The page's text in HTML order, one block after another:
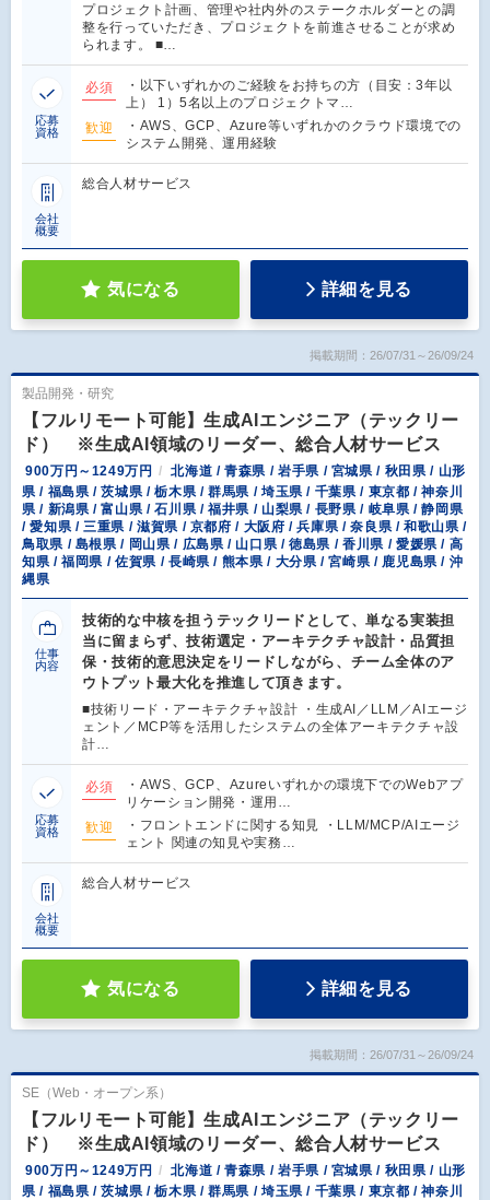
プロジェクト計画、管理や社内外のステークホルダーとの調
整を行っていただき、プロジェクトを前進させることが求め
られます。 ■…
応募
資格
必須
・以下いずれかのご経験をお持ちの方（目安：3年以
上） 1）5名以上のプロジェクトマ…
歓迎
・AWS、GCP、Azure等いずれかのクラウド環境での
システム開発、運用経験
会社
概要
総合人材サービス
気になる 詳細を見る
掲載期間：26/07/31～26/09/24
製品開発・研究
【フルリモート可能】生成AIエンジニア（テックリー
ド） ※生成AI領域のリーダー、総合人材サービス
900万円～1249万円
北海道 / 青森県 / 岩手県 / 宮城県 / 秋田県 / 山形
県 / 福島県 / 茨城県 / 栃木県 / 群馬県 / 埼玉県 / 千葉県 / 東京都 / 神奈川
県 / 新潟県 / 富山県 / 石川県 / 福井県 / 山梨県 / 長野県 / 岐阜県 / 静岡県
/ 愛知県 / 三重県 / 滋賀県 / 京都府 / 大阪府 / 兵庫県 / 奈良県 / 和歌山県 /
鳥取県 / 島根県 / 岡山県 / 広島県 / 山口県 / 徳島県 / 香川県 / 愛媛県 / 高
知県 / 福岡県 / 佐賀県 / 長崎県 / 熊本県 / 大分県 / 宮崎県 / 鹿児島県 / 沖
縄県
仕事
内容
技術的な中核を担うテックリードとして、単なる実装担
当に留まらず、技術選定・アーキテクチャ設計・品質担
保・技術的意思決定をリードしながら、チーム全体のア
ウトプット最大化を推進して頂きます。
■技術リード・アーキテクチャ設計 ・生成AI／LLM／AIエージ
ェント／MCP等を活用したシステムの全体アーキテクチャ設
計…
応募
資格
必須
・AWS、GCP、Azureいずれかの環境下でのWebアプ
リケーション開発・運用…
歓迎
・フロントエンドに関する知見 ・LLM/MCP/AIエージ
ェント 関連の知見や実務…
会社
概要
総合人材サービス
気になる 詳細を見る
掲載期間：26/07/31～26/09/24
SE（Web・オープン系）
【フルリモート可能】生成AIエンジニア（テックリー
ド） ※生成AI領域のリーダー、総合人材サービス
900万円～1249万円
北海道 / 青森県 / 岩手県 / 宮城県 / 秋田県 / 山形
県 / 福島県 / 茨城県 / 栃木県 / 群馬県 / 埼玉県 / 千葉県 / 東京都 / 神奈川